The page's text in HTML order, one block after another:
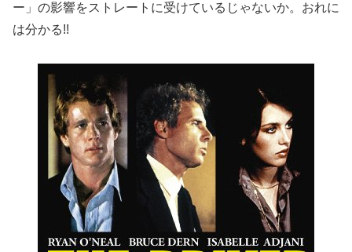
ー」の影響をストレートに受けているじゃないか。おれに
は分かる!!